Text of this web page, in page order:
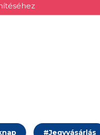
#Jegyvásárlás